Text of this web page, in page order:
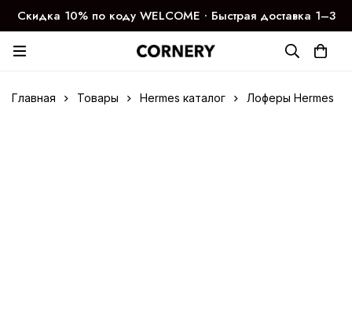
Скидка 10% по коду WELCOME ∙ Быстрая доставка 1–3
дня
Главная Товары Hermes каталог Лоферы Hermes